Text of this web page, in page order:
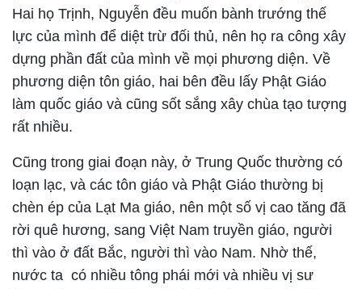
Hai họ Trịnh, Nguyễn đều muốn bành trướng thế
lực của mình để diệt trừ đối thủ, nên họ ra công xây
dựng phần đất của mình về mọi phương diện. Về
phương diện tôn giáo, hai bên đều lấy Phật Giáo
làm quốc giáo và cũng sốt sắng xây chùa tạo tượng
rất nhiều.
Cũng trong giai đoạn này, ở Trung Quốc thường có
loạn lạc, và các tôn giáo và Phật Giáo thường bị
chèn ép của Lạt Ma giáo, nên một số vị cao tăng đã
rời quê hương, sang Việt Nam truyền giáo, người
thì vào ở đất Bắc, người thì vào Nam. Nhờ thế,
nước ta có nhiều tông phái mới và nhiều vị sư